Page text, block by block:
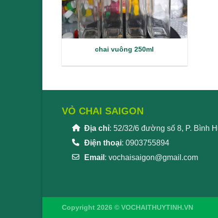
chai vuông 250ml
VỎ CHAI SAIGON
Địa chỉ: 52/32/6 đường số 8, P. Bình
Điện thoại: 0903755894
Email : vochaisaigon@gmail.com
Copyright 2026 © VOCHAITHUYTINH.VN